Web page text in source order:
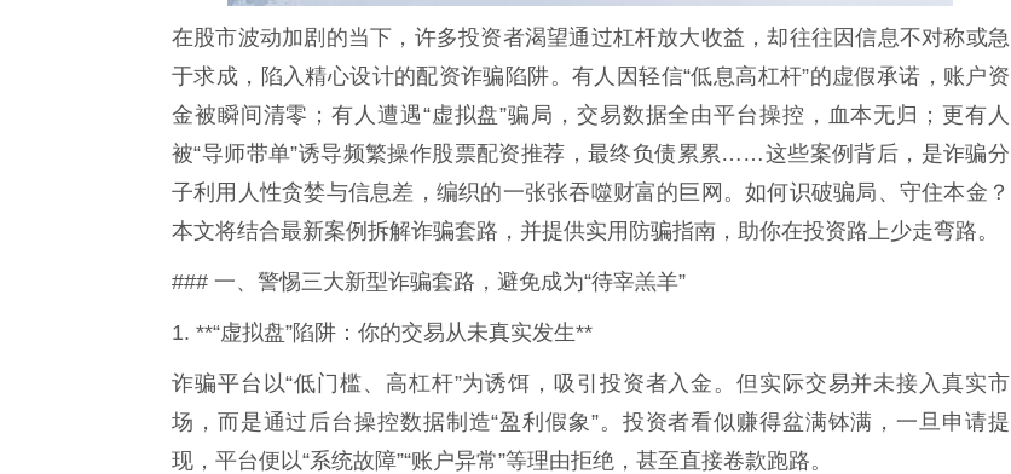
在股市波动加剧的当下，许多投资者渴望通过杠杆放大收益，却往往因信息不对称或急
于求成，陷入精心设计的配资诈骗陷阱。有人因轻信“低息高杠杆”的虚假承诺，账户资
金被瞬间清零；有人遭遇“虚拟盘”骗局，交易数据全由平台操控，血本无归；更有人
被“导师带单”诱导频繁操作股票配资推荐，最终负债累累……这些案例背后，是诈骗分
子利用人性贪婪与信息差，编织的一张张吞噬财富的巨网。如何识破骗局、守住本金？
本文将结合最新案例拆解诈骗套路，并提供实用防骗指南，助你在投资路上少走弯路。
### 一、警惕三大新型诈骗套路，避免成为“待宰羔羊”
1. **“虚拟盘”陷阱：你的交易从未真实发生**
诈骗平台以“低门槛、高杠杆”为诱饵，吸引投资者入金。但实际交易并未接入真实市
场，而是通过后台操控数据制造“盈利假象”。投资者看似赚得盆满钵满，一旦申请提
现，平台便以“系统故障”“账户异常”等理由拒绝，甚至直接卷款跑路。